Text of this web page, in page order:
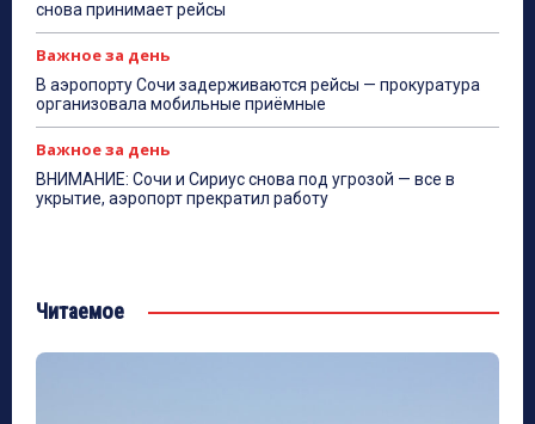
снова принимает рейсы
Важное за день
В аэропорту Сочи задерживаются рейсы — прокуратура
организовала мобильные приёмные
Важное за день
ВНИМАНИЕ: Сочи и Сириус снова под угрозой — все в
укрытие, аэропорт прекратил работу
Читаемое